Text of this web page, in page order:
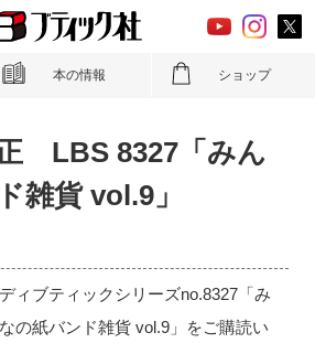
本の情報 ショップ
LBS 8327「みん
雑貨 vol.9」
ィブティックシリーズno.8327「み
の紙バンド雑貨 vol.9」をご購読い